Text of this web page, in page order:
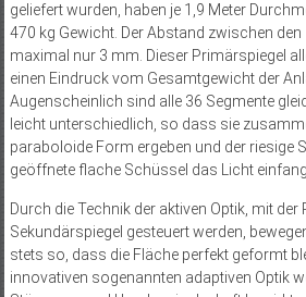
geliefert wurden, haben je 1,9 Meter
470 kg Gewicht. Der Abstand zwischen
maximal nur 3 mm. Dieser Primärspiegel
einen Eindruck vom Gesamtgewicht der
Augenscheinlich sind alle 36 Segmente
leicht unterschiedlich, so dass sie
paraboloide Form ergeben und der riesige
geöffnete flache Schüssel das Licht
Durch die Technik der aktiven Optik, mit der
Sekundärspiegel gesteuert werden,
stets so, dass die Fläche perfekt geformt
innovativen sogenannten adaptiven Optik